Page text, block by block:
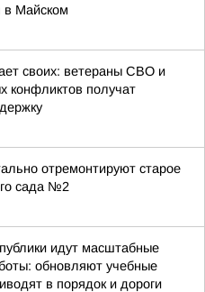
в Майском
своих: ветераны СВО и
конфликтов получат
отремонтируют старое
сада №2
идут масштабные
обновляют учебные
в порядок и дороги